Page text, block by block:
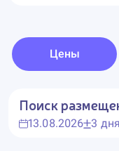
Цены
Поиск
13.08.2026 3